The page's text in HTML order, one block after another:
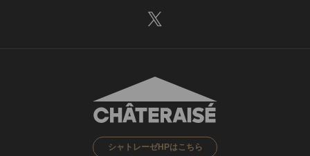
シャトレーゼHPはこちら